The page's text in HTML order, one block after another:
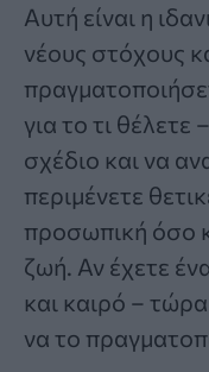
Αυτή είναι η
νέους στόχους
για το τι
σχέδιο και να
περιμένετε
προσωπική όσο
ζωή. Αν έχετε
και καιρό –
να το